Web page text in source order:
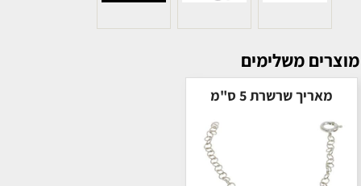
מוצרים משלימים
מאריך שרשרת 5 ס"מ